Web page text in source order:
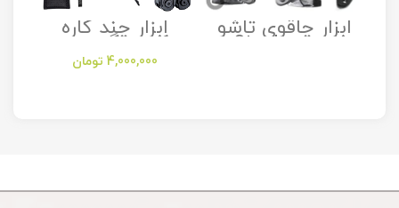
ابزار چاقوی تاشو
مدل Stanley
ابزار چند کاره
کمپینگ مدل
Camping
Multitool
4,000,000 تومان